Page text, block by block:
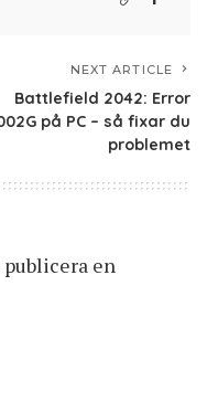
NEXT ARTICLE
Battlefield 2042: Error
på PC – så fixar du
problemet
en